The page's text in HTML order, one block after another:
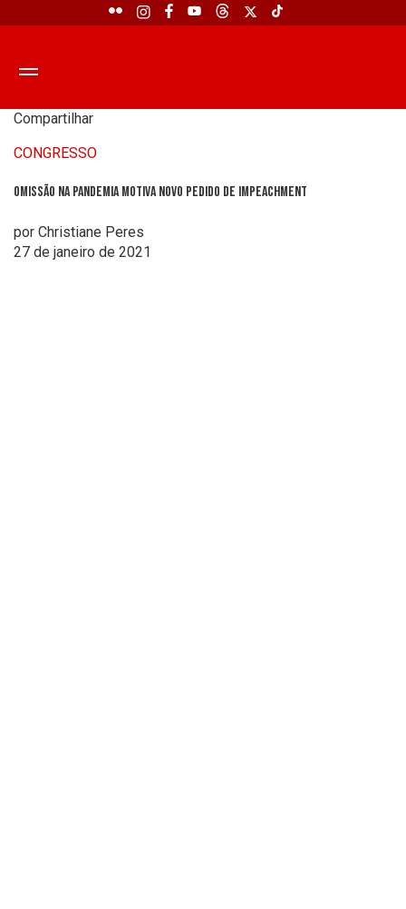
Compartilhar
CONGRESSO
Omissão na pandemia motiva novo pedido de impeachment
por Christiane Peres
27 de janeiro de 2021